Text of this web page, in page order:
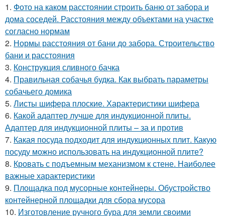
1. Фото на каком расстоянии строить баню от забора и
дома соседей. Расстояния между объектами на участке
согласно нормам
2. Нормы расстояния от бани до забора. Строительство
бани и расстояния
3. Конструкция сливного бачка
4. Правильная собачья будка. Как выбрать параметры
собачьего домика
5. Листы шифера плоские. Характеристики шифера
6. Какой адаптер лучше для индукционной плиты.
Адаптер для индукционной плиты – за и против
7. Какая посуда подходит для индукционных плит. Какую
посуду можно использовать на индукционной плите?
8. Кровать с подъемным механизмом к стене. Наиболее
важные характеристики
9. Площадка под мусорные контейнеры. Обустройство
контейнерной площадки для сбора мусора
10. Изготовление ручного бура для земли своими